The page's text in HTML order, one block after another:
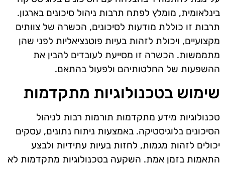
בינלאומית, מומלץ לפתח תרבות ניהול סיכונים בארגון.
תרבות זו כוללת מודעות לסיכונים, הכשרה של צוותים
מקצועיים, ויכולת לזהות בעיות פוטנציאליות לפני שהן
מתממשות. הכשרה זו מסייעת לעובדים להבין את
ההשפעות של החלטותיהם ולפעול בהתאם.
שימוש בטכנולוגיות מתקדמות
טכנולוגיות מידע מתקדמות תורמות רבות לניהול
הסיכונים בלוגיסטיקה. באמצעות ניתוח נתונים, עסקים
יכולים לזהות מגמות, לחזות בעיות עתידיות ולבצע
התאמות בזמן אמת. השקעה בטכנולוגיות מתקדמות לא